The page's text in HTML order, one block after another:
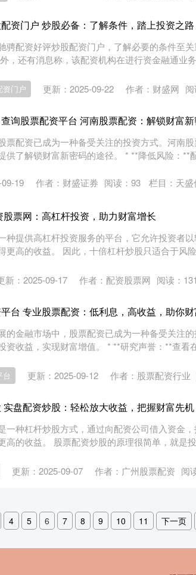
资门户 炒股必备：了解条件，踏上投资之路
骋配资好评炒股配资门户，了解必要的条件至
，还有消息称，该配资机构在进行资金融通业
资门户 更新：2025-09-22 作者：财盛网 阅
询股票配资平台 河南股票配资：解锁财富
票配资已成为一种备受关注的投资方式。河南
供了解锁财富新密码的途径。 * **降低风险：**
19 作者：财盛证券 阅读： 93 栏目： 天
票网：高杠杆投资，助力财富增长
种提供高杠杆投资服务的平台，它允许投资者
更高的收益。 因此，十倍杠杆炒股只适合于风
新：2025-09-17 作者：配资股票网 阅读： 131
台 专业股票配资：低利息，高收益，助你
的金融市场中，股票配资已成为一种备受关注
资收益，实现财富增值。 * **研究声誉：**查看
台 更新：2025-09-12 作者：股票配资行业
实盘配资炒股：轻松放大收益，把握财富先机
一种杠杆炒股方式，通过向配资公司借入资金
高的收益。 股票配资炒股的原理很简单，就是
更新：2025-09-07 作者：广州股票配资 阅
4 5 6 7 8 9 10 11 下一页